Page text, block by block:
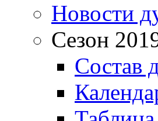
Новости
Сезон
Состав